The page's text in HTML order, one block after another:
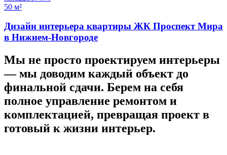
50 м²
Дизайн интерьера квартиры ЖК Проспект Мира
в Нижнем-Новгороде
Мы не просто проектируем интерьеры
—мы доводим каждый объект до
финальной сдачи. Берем на себя
полное управление ремонтом и
комплектацией, превращая проект в
готовый к жизни интерьер.